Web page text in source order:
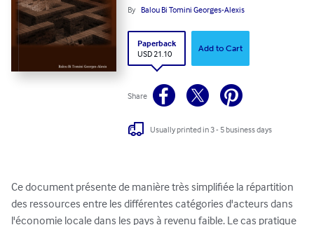
By Balou Bi Tomini Georges-Alexis
Paperback
USD 21.10
Add to Cart
Share
Usually printed in 3 - 5 business days
Ce document présente de manière très simplifiée la répartition
des ressources entre les différentes catégories d'acteurs dans
l'économie locale dans les pays à revenu faible. Le cas pratique